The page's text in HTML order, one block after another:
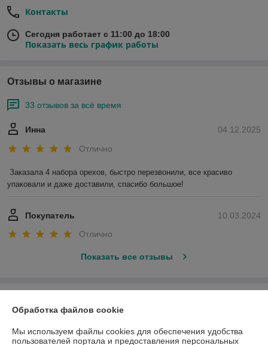
Контакты
Сегодня работает с 11:00 до 18:00
Показать весь график работы
Отзывы о магазине
33 отзывов за всё время
04.12.2025
Инна
Отлично
Заказала 4 набора орехов, быстро перезвонили, все красиво
упаковали и даже доставили, спасибо большое!
10.03.2024
Покупатель
Отлично
Показать все отзывы
Обработка файлов cookie
Мы используем файлы cookies для обеспечения удобства
пользователей портала и предоставления персональных